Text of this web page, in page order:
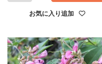
お気に入り追加